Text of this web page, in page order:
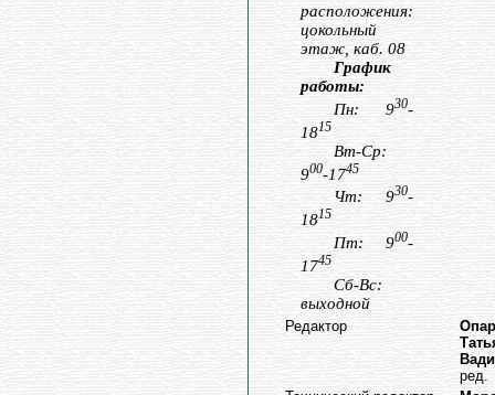
расположения:
цокольный
этаж, каб. 08
График
работы:
Пн: 930-
1815
Вт-Ср:
900-1745
Чт: 930-
1815
Пт: 900-
1745
Сб-Вс:
выходной
Редактор
ред.